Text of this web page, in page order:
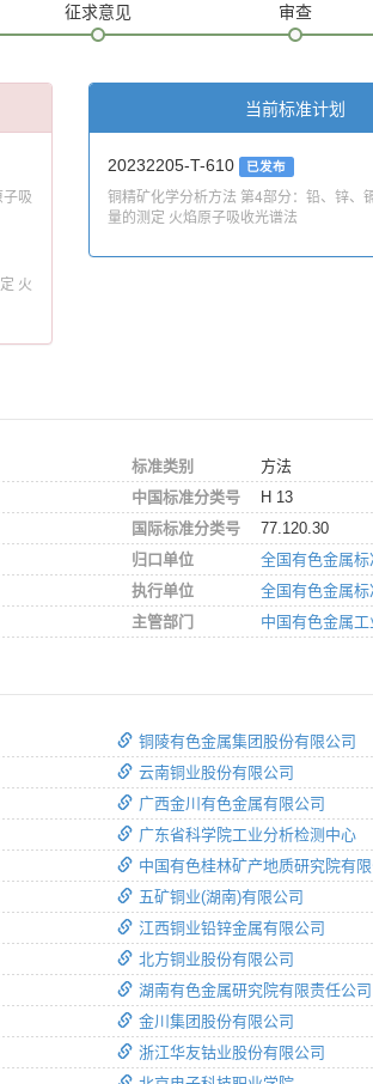
征求意见 审查
吸
火
当前标准计划
20232205-T-610 已发布
铜精矿化学分析方法 第4部分：铅、锌、
量的测定 火焰原子吸收光谱法
标准类别
方法
中国标准分类号
H 13
国际标准分类号
77.120.30
归口单位
全国有色金属
执行单位
全国有色金属
主管部门
中国有色金属
铜陵有色金属集团股份有限公司
云南铜业股份有限公司
广西金川有色金属有限公司
广东省科学院工业分析检测中心
中国有色桂林矿产地质研究院有限
五矿铜业(湖南)有限公司
江西铜业铅锌金属有限公司
北方铜业股份有限公司
湖南有色金属研究院有限责任公司
金川集团股份有限公司
浙江华友钴业股份有限公司